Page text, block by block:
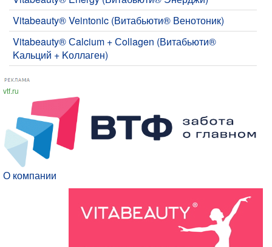
Vitabeauty® Veintonic (Витабьюти® Венотоник)
Vitabeauty® Сalcium + Сollagen (Витабьюти®
Kальций + Kоллаген)
vtf.ru
О компании